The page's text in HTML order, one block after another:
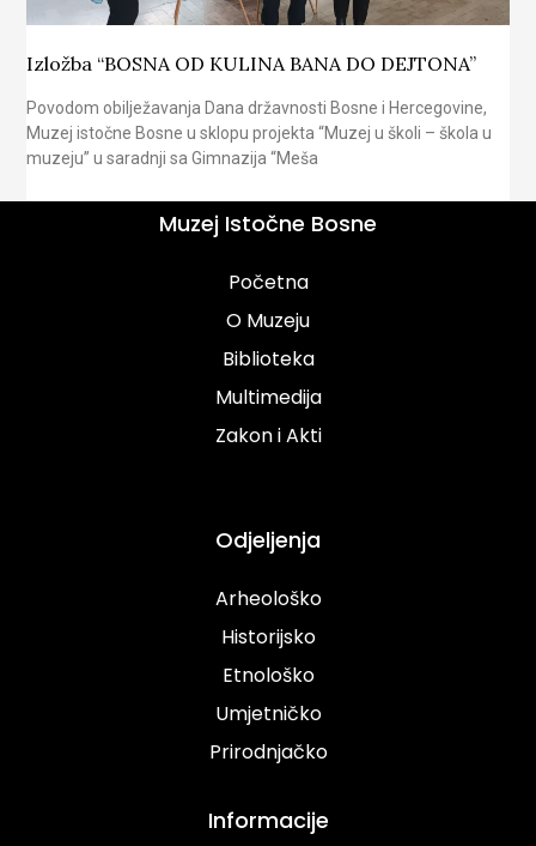
Izložba “BOSNA OD KULINA BANA DO DEJTONA”
Povodom obilježavanja Dana državnosti Bosne i Hercegovine,
Muzej istočne Bosne u sklopu projekta “Muzej u školi – škola u
muzeju” u saradnji sa Gimnazija “Meša
Muzej Istočne Bosne
Početna
O Muzeju
Biblioteka
Multimedija
Zakon i Akti
Odjeljenja
Arheološko
Historijsko
Etnološko
Umjetničko
Prirodnjačko
Informacije